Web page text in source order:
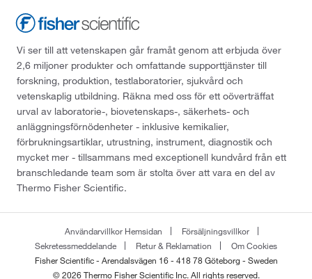
Vi ser till att vetenskapen går framåt genom att erbjuda över
2,6 miljoner produkter och omfattande supporttjänster till
forskning, produktion, testlaboratorier, sjukvård och
vetenskaplig utbildning. Räkna med oss för ett oöverträffat
urval av laboratorie-, biovetenskaps-, säkerhets- och
anläggningsförnödenheter - inklusive kemikalier,
förbrukningsartiklar, utrustning, instrument, diagnostik och
mycket mer - tillsammans med exceptionell kundvård från ett
branschledande team som är stolta över att vara en del av
Thermo Fisher Scientific.
Användarvillkor Hemsidan
Försäljningsvillkor
Sekretessmeddelande
Retur & Reklamation
Om Cookies
Fisher Scientific - Arendalsvägen 16 - 418 78 Göteborg - Sweden
© 2026 Thermo Fisher Scientific Inc. All rights reserved.